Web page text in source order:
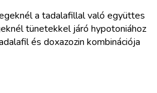
a tadalafillal való együttes
tünetekkel járó hypotoniához
és doxazozin kombinációja